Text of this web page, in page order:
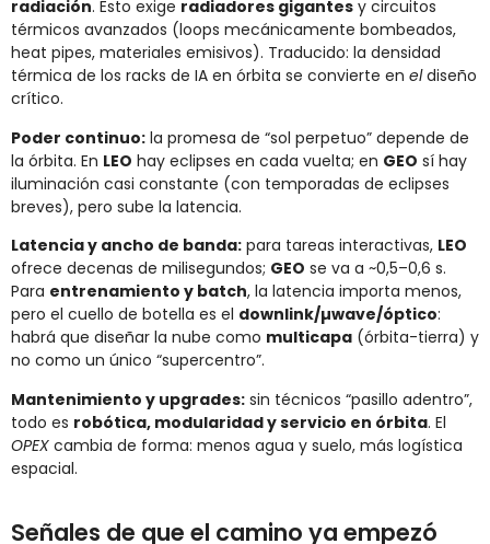
radiación. Esto exige radiadores gigantes y circuitos
térmicos avanzados (loops mecánicamente bombeados,
heat pipes, materiales emisivos). Traducido: la densidad
térmica de los racks de IA en órbita se convierte en eldiseño
crítico.
Poder continuo: la promesa de “sol perpetuo” depende de
la órbita. En LEO hay eclipses en cada vuelta; en GEO sí hay
iluminación casi constante (con temporadas de eclipses
breves), pero sube la latencia.
Latencia y ancho de banda: para tareas interactivas, LEO
ofrece decenas de milisegundos; GEO se va a ~0,5–0,6 s.
Para entrenamiento y batch, la latencia importa menos,
pero el cuello de botella es el downlink/µwave/óptico:
habrá que diseñar la nube como multicapa (órbita-tierra) y
no como un único “supercentro”.
Mantenimiento y upgrades: sin técnicos “pasillo adentro”,
todo es robótica, modularidad y servicio en órbita. El
OPEX cambia de forma: menos agua y suelo, más logística
espacial.
Señales de que el camino ya empezó